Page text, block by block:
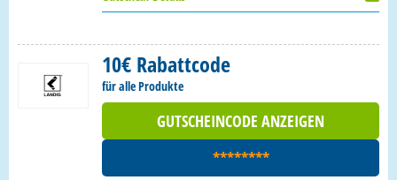
10€ Rabattcode
für alle Produkte
GUTSCHEINCODE ANZEIGEN
********